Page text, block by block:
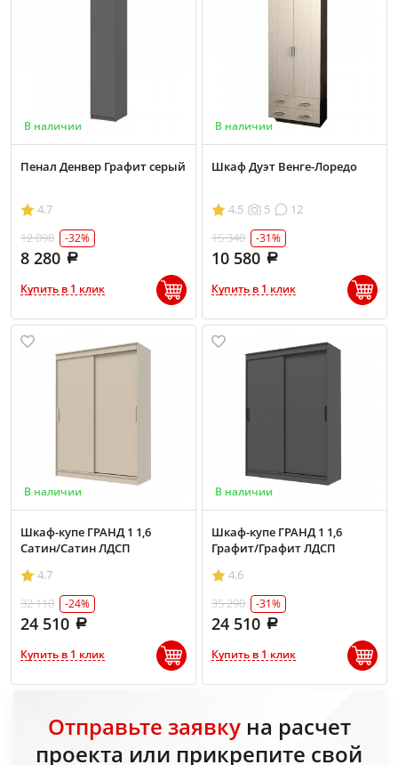
В наличии
Пенал Денвер Графит серый
4.7
12 090
-32%
8 280
Купить в 1 клик
В наличии
Шкаф Дуэт Венге-Лоредо
4.5 5
12
15 340
-31%
10 580
Купить в 1 клик
В наличии
Шкаф-купе ГРАНД 1 1,6
Сатин/Сатин ЛДСП
4.7
32 110
-24%
24 510
Купить в 1 клик
В наличии
Шкаф-купе ГРАНД 1 1,6
Графит/Графит ЛДСП
4.6
35 290
-31%
24 510
Купить в 1 клик
Отправьте заявкуна расчет
проекта или прикрепите свой